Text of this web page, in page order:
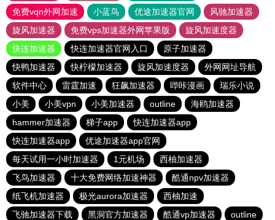
免费vqn外网加速
小蓝鸟 优途加速器官网
风驰加速器
旋风加速器
免费vps加速器外网苹果版
旋风加速度器
快连加速器
快连加速器官网入口
原子加速器
快鸭加速器
快柠檬加速器 旋风加速度器
外网网址导航
软件中心
雷霆加速 狂飙加速器 哔咔漫画
瑞乐小说
小美
小美vpn 小美加速器 outline
海鸥加速器
hammer加速器
梯子app
快连加速器app
快连加速器app
优途加速器app官网
每天试用一小时加速器
1元机场
西柚加速器
飞鸟加速器
十大免费网络加速神器
酷通npv加速器
纸飞机加速器
极光aurora加速器
西柚加速
飞驰加速器下载
黑洞官方加速器 酷通vp加速器
outline